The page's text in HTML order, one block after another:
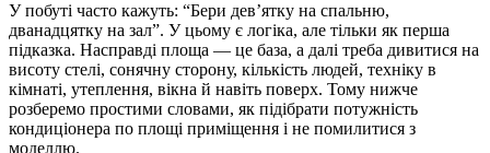
У побуті часто кажуть: “Бери дев’ятку на спальню,
дванадцятку на зал”. У цьому є логіка, але тільки як перша
підказка. Насправді площа — це база, а далі треба дивитися на
висоту стелі, сонячну сторону, кількість людей, техніку в
кімнаті, утеплення, вікна й навіть поверх. Тому нижче
розберемо простими словами, як підібрати потужність
кондиціонера по площі приміщення і не помилитися з
моделлю.